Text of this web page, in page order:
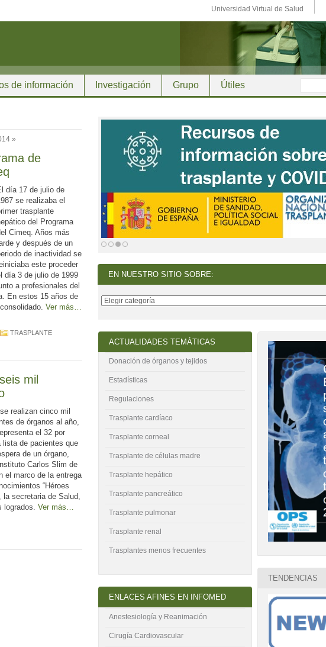
Universidad Virtual de Salud
de información Investigación Grupo Útiles
»
de
día 17 de julio de
se realizaba el
trasplante
del Programa
Cimeq. Años más
y después de un
de inactividad se
este proceder
día 3 de julio de 1999
a profesionales del
En estos 15 años de
Ver más…
TRASPLANTE
mil
realizan cinco mil
de órganos al año,
el 32 por
lista de pacientes que
de un órgano,
Carlos Slim de
el marco de la entrega
“Héroes
la secretaria de Salud,
logrados. Ver más…
EN NUESTRO SITIO SOBRE:
ACTUALIDADES TEMÁTICAS
Donación de órganos y tejidos
Estadísticas
Regulaciones
Trasplante cardíaco
Trasplante corneal
Trasplante de células madre
Trasplante hepático
Trasplante pancreático
Trasplante pulmonar
Trasplante renal
Trasplantes menos frecuentes
ENLACES AFINES EN INFOMED
Anestesiología y Reanimación
Cirugía Cardiovascular
TENDENCIAS